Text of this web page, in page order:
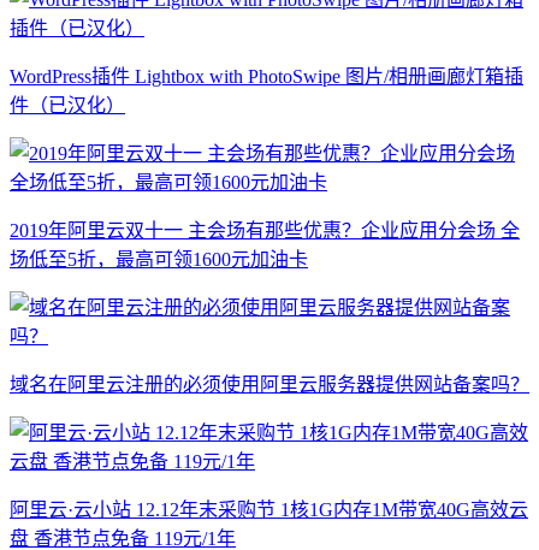
WordPress插件 Lightbox with PhotoSwipe 图片/相册画廊灯箱插
件（已汉化）
2019年阿里云双十一 主会场有那些优惠？企业应用分会场 全
场低至5折，最高可领1600元加油卡
域名在阿里云注册的必须使用阿里云服务器提供网站备案吗？​
阿里云·云小站 12.12年末采购节 1核1G内存1M带宽40G高效云
盘 香港节点免备 119元/1年